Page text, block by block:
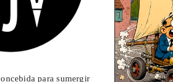
para sumergir